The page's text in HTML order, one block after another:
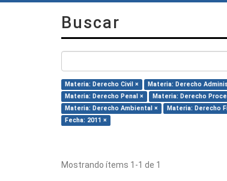
Buscar
Materia: Derecho Civil × Materia: Derecho
Materia: Derecho Penal ×
Materia: Derecho
Materia: Derecho Ambiental ×
Materia: Derecho
Fecha: 2011 ×
Mostrando ítems 1-1 de 1